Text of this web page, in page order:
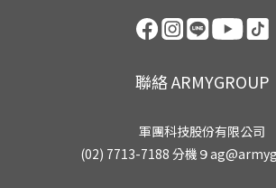
聯絡 ARMYGROUP
軍團科技股份有限公司
(02) 7713-7188 分機９